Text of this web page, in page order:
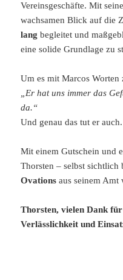
Vereinsgeschäfte. Mit
wachsamen Blick auf die
lang begleitet und
eine solide Grundlage zu
Um es mit Marcos Worten
„Er hat uns immer das
da.“
Und genau das tut er auch.
Mit einem Gutschein und
Thorsten – selbst
Ovations aus seinem Amt
Thorsten, vielen Dank
Verlässlichkeit und